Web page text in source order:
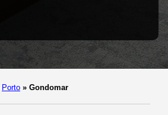
Porto » Gondomar